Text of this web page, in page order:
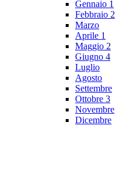
Gennaio 1
Febbraio 2
Marzo
Aprile 1
Maggio 2
Giugno 4
Luglio
Agosto
Settembre
Ottobre 3
Novembre
Dicembre